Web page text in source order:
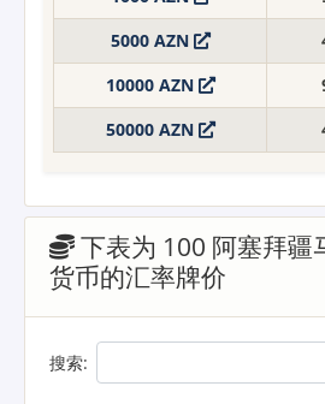
5000 AZN
10000 AZN
50000 AZN
下表为 100 阿塞拜疆
货币的汇率牌价
搜索: